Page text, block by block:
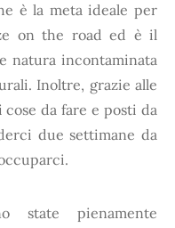
è la meta ideale per
on the road ed è il
natura incontaminata
Inoltre, grazie alle
da fare e posti da
due settimane da
state pienamente